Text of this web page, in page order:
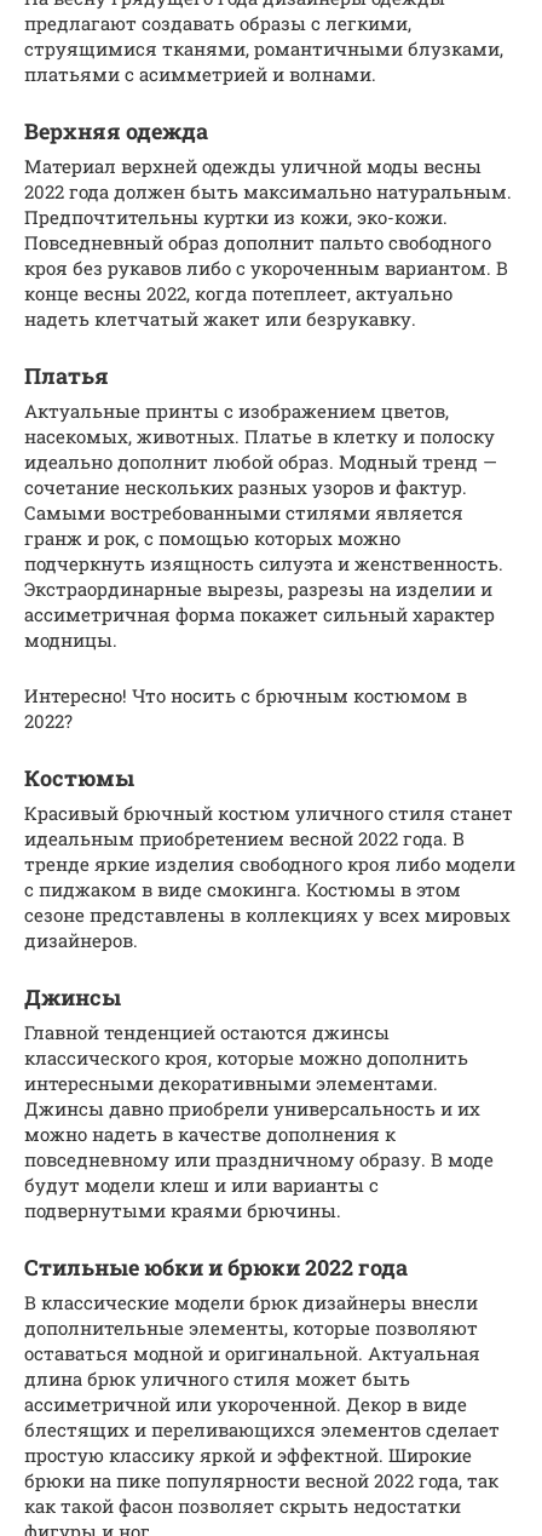
предлагают создавать образы с легкими,
струящимися тканями, романтичными блузками,
платьями с асимметрией и волнами.
Верхняя одежда
Материал верхней одежды уличной моды весны
2022 года должен быть максимально натуральным.
Предпочтительны куртки из кожи, эко-кожи.
Повседневный образ дополнит пальто свободного
кроя без рукавов либо с укороченным вариантом. В
конце весны 2022, когда потеплеет, актуально
надеть клетчатый жакет или безрукавку.
Платья
Актуальные принты с изображением цветов,
насекомых, животных. Платье в клетку и полоску
идеально дополнит любой образ. Модный тренд —
сочетание нескольких разных узоров и фактур.
Самыми востребованными стилями является
гранж и рок, с помощью которых можно
подчеркнуть изящность силуэта и женственность.
Экстраординарные вырезы, разрезы на изделии и
ассиметричная форма покажет сильный характер
модницы.
Интересно! Что носить с брючным костюмом в
2022?
Костюмы
Красивый брючный костюм уличного стиля станет
идеальным приобретением весной 2022 года. В
тренде яркие изделия свободного кроя либо модели
с пиджаком в виде смокинга. Костюмы в этом
сезоне представлены в коллекциях у всех мировых
дизайнеров.
Джинсы
Главной тенденцией остаются джинсы
классического кроя, которые можно дополнить
интересными декоративными элементами.
Джинсы давно приобрели универсальность и их
можно надеть в качестве дополнения к
повседневному или праздничному образу. В моде
будут модели клеш и или варианты с
подвернутыми краями брючины.
Стильные юбки и брюки 2022 года
В классические модели брюк дизайнеры внесли
дополнительные элементы, которые позволяют
оставаться модной и оригинальной. Актуальная
длина брюк уличного стиля может быть
ассиметричной или укороченной. Декор в виде
блестящих и переливающихся элементов сделает
простую классику яркой и эффектной. Широкие
брюки на пике популярности весной 2022 года, так
как такой фасон позволяет скрыть недостатки
фигуры и ног.